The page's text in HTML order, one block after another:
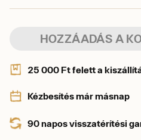
HOZZÁADÁS A
25 000 Ft felett a
Kézbesítés már másnap
90 napos visszatérítési